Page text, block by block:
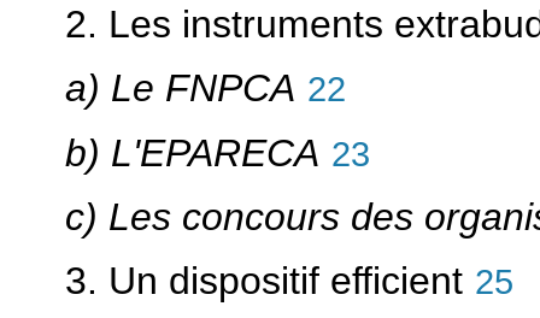
2. Les instruments
a) Le FNPCA 22
b) L'EPARECA 23
c) Les concours des
3. Un dispositif efficient 25